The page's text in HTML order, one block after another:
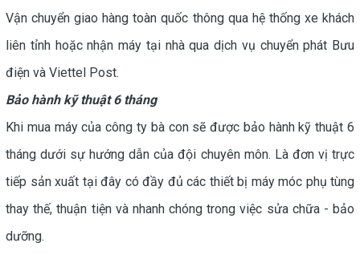
Vận chuyển giao hàng toàn quốc thông qua hệ thống xe khách
liên tỉnh hoặc nhận máy tại nhà qua dịch vụ chuyển phát Bưu
điện và Viettel Post.
Bảo hành kỹ thuật 6 tháng
Khi mua máy của công ty bà con sẽ được bảo hành kỹ thuật 6
tháng dưới sự hướng dẫn của đội chuyên môn. Là đơn vị trực
tiếp sản xuất tại đây có đầy đủ các thiết bị máy móc phụ tùng
thay thế, thuận tiện và nhanh chóng trong việc sửa chữa - bảo
dưỡng.